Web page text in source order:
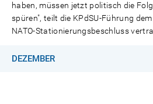
haben, müssen jetzt politisch die
spüren", teilt die KPdSU-Führung
NATO-Stationierungsbeschluss
DEZEMBER